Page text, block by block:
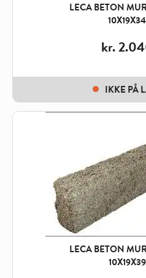
LECA BETON
kr.
IKKE PÅ
LECA BETON